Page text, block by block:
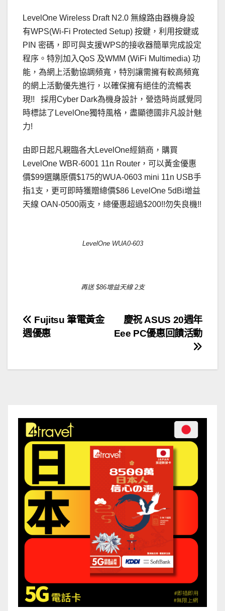
LevelOne Wireless Draft N2.0 無線路由器機身設
有WPS(Wi-Fi Protected Setup) 按鍵，利用按鍵或
PIN 密碼，即可與支援WPS的接收器簡單完成設定
程序。特別加入QoS 及WMM (WiFi Multimedia) 功
能，為網上活動協調頻寬，特別讓需擁有較高頻寬
的網上活動優先進行，以確保擁有絕佳的流暢表
現!! 採用Cyber Dark為機身設計，營造時尚感覺同
時標誌了LevelOne獨特風格，盡顯德國非凡設計魅
力!
由即日起凡親臨各大LevelOne經銷商，購買
LevelOne WBR-6001 11n Router，可以黃金優惠
價$99選購原價$175的WUA-0603 mini 11n USB手
指1支，更可即時獲贈總價$86 LevelOne 5dBi增益
天線 OAN-0500兩支，總優惠超過$200!!勿失良機!!
LevelOne WUA0-603
再送 $86增益天線 2支
文
章
導
慶祝 ASUS 20週年
Eee PC優惠回饋活動
Fujitsu 筆電黃金
週優惠